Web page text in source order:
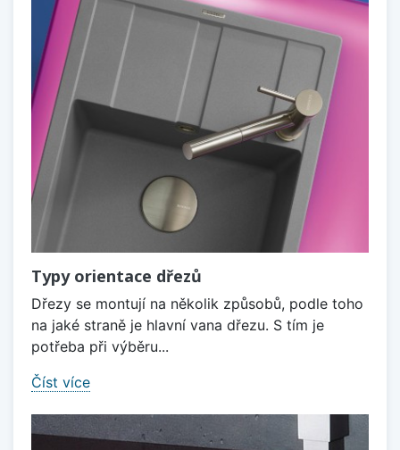
Typy orientace dřezů
Dřezy se montují na několik způsobů, podle toho
na jaké straně je hlavní vana dřezu. S tím je
potřeba při výběru...
Číst více